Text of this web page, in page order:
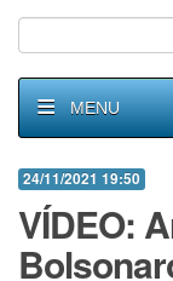
MENU
24/11/2021 19:50
VÍDEO: